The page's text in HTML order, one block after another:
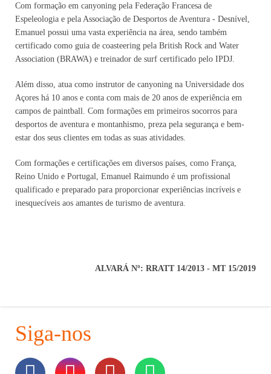
Com formação em canyoning pela Federação Francesa de
Espeleologia e pela Associação de Desportos de Aventura - Desnível,
Emanuel possui uma vasta experiência na área, sendo também
certificado como guia de coasteering pela British Rock and Water
Association (BRAWA) e treinador de surf certificado pelo IPDJ.
Além disso, atua como instrutor de canyoning na Universidade dos
Açores há 10 anos e conta com mais de 20 anos de experiência em
campos de paintball. Com formações em primeiros socorros para
desportos de aventura e montanhismo, preza pela segurança e bem-
estar dos seus clientes em todas as suas atividades.
Com formações e certificações em diversos países, como França,
Reino Unido e Portugal, Emanuel Raimundo é um profissional
qualificado e preparado para proporcionar experiências incríveis e
inesquecíveis aos amantes de turismo de aventura.
ALVARÁ Nº: RRATT 14/2013 - MT 15/2019
Siga-nos